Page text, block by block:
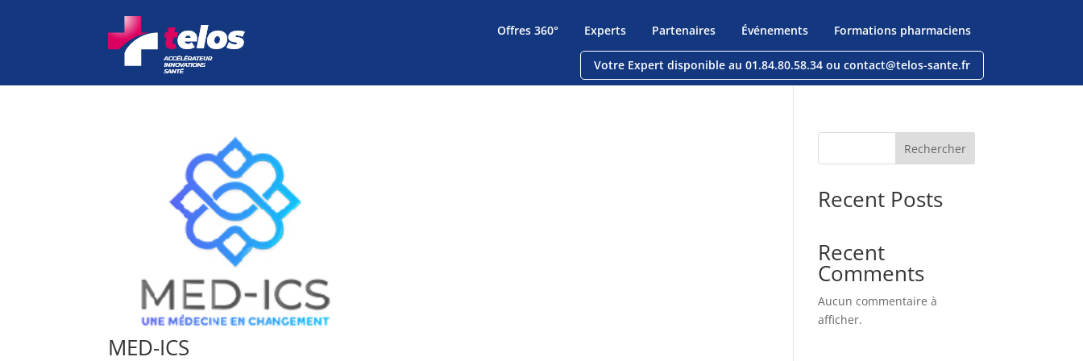
Offres 360° Experts Partenaires Événements Formations pharmaciens
Votre Expert disponible au 01.84.80.58.34 ou contact@telos-sante.fr
MED-ICS
Rechercher
Recent Posts
Recent
Comments
Aucun commentaire à
afficher.